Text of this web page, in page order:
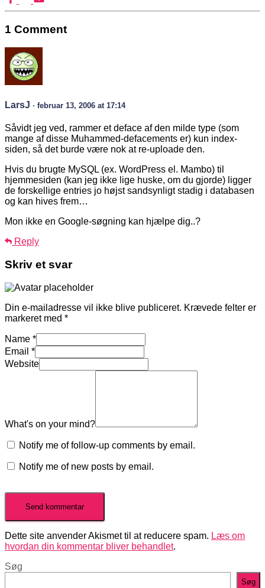
1 Comment
LarsJ · februar 13, 2006 at 17:14
Såvidt jeg ved, rammer et deface af den milde type (som
mange af disse Muhammed-defacements er) kun index-
siden, så det burde være nok at re-uploade den.
Hvis du brugte MySQL (ex. WordPress el. Mambo) til
hjemmesiden (kan jeg ikke lige huske, om du gjorde) ligger
de forskellige entries jo højst sandsynligt stadig i databasen
og kan hives frem…
Mon ikke en Google-søgning kan hjælpe dig..?
Reply
Skriv et svar
Din e-mailadresse vil ikke blive publiceret. Krævede felter er
markeret med *
Name *
Email *
Website
What's on your mind?
Notify me of follow-up comments by email.
Notify me of new posts by email.
Dette site anvender Akismet til at reducere spam. Læs om
hvordan din kommentar bliver behandlet.
Søg
Søg